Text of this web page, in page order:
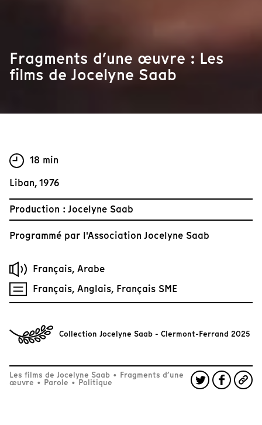
Fragments d’une œuvre : Les
films de Jocelyne Saab
18 min
Liban, 1976
Production : Jocelyne Saab
Programmé par l'Association Jocelyne Saab
Français, Arabe
Français, Anglais, Français SME
Collection Jocelyne Saab - Clermont-Ferrand 2025
Les films de Jocelyne Saab • Fragments d’une
œuvre • Parole •Politique